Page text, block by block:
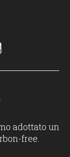
adottato un
free.